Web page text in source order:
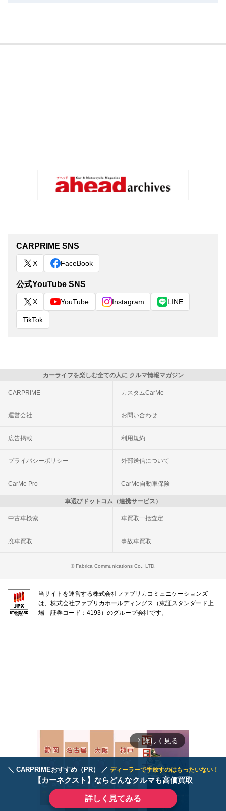
＼ CARPRIMEおすすめ（PR） ／ ディーラーで手放すのはもったいない！
【カーネクスト】ならどんなクルマも高価買取
詳しく見てみる
CARPRIME SNS
X FaceBook
公式YouTube SNS
X YouTube Instagram LINE
TikTok
カーライフを楽しむ全ての人に クルマ情報マガジン
CARPRIME カスタムCarMe
運営会社 お問い合わせ
広告掲載 利用規約
プライバシーポリシー 外部送信について
CarMe Pro CarMe自動車保険
車選びドットコム（連携サービス）
中古車検索 車買取一括査定
廃車買取 事故車買取
© Fabrica Communications Co., LTD.
当サイトを運営する株式会社ファブリカコミュニケーションズ
は、株式会社ファブリカホールディングス（東証スタンダード上
場 証券コード：4193）のグループ会社です。
arrow_forward_ios 詳しく見る